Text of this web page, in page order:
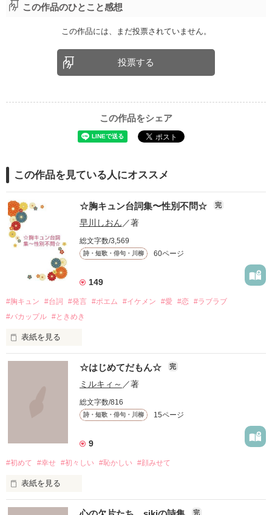
この作品のひとこと感想
この作品には、まだ投票されていません。
投票する
この作品をシェア
この作品を見ている人にオススメ
☆胸キュン台詞集〜性別不問☆ 完
早川しおん ／著
総文字数/3,569
詩・短歌・俳句・川柳 60ページ
149
#胸キュン #台詞 #発言 #ポエム #イケメン #愛 #恋 #ラブラブ
#バカップル #ときめき
表紙を見る
「僕が先生にキスしたら、
ドキッとしてくれますか……？」
長年多くの方にご愛読いただいていて嬉しいです。
2025年もよろしくお願いします♪
胸キュンな台詞を読んで、
☆はじめてだもん☆ 完
ミルキィ～ ／著
総文字数/816
詩・短歌・俳句・川柳 15ページ
9
#初めて #幸せ #初々しい #恥かしい #顔みせて
表紙を見る
     何もかもが
完